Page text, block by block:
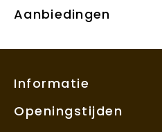
Aanbiedingen
Informatie
Openingstijden